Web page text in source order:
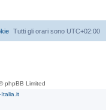
Tutti gli orari sono UTC+02:00
phpBB Limited